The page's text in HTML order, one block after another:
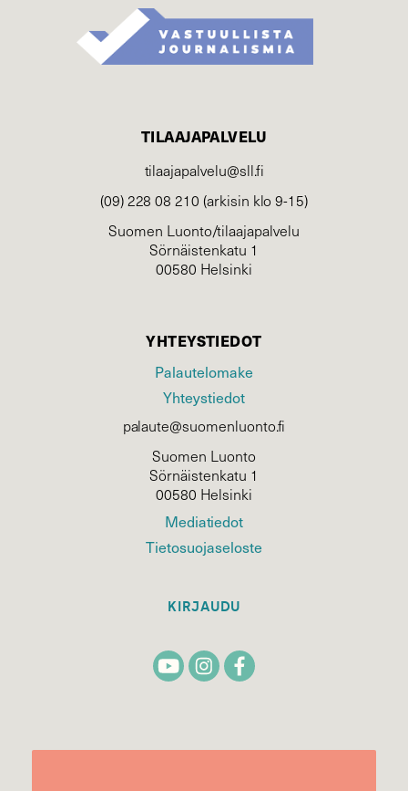
TILAAJAPALVELU
tilaajapalvelu@sll.fi
(09) 228 08 210 (arkisin klo 9-15)
Suomen Luonto/tilaajapalvelu
Sörnäistenkatu 1
00580 Helsinki
YHTEYSTIEDOT
Palautelomake
Yhteystiedot
palaute@suomenluonto.fi
Suomen Luonto
Sörnäistenkatu 1
00580 Helsinki
Mediatiedot
Tietosuojaseloste
KIRJAUDU